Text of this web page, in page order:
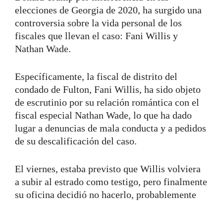
elecciones de Georgia de 2020, ha surgido una
controversia sobre la vida personal de los
fiscales que llevan el caso: Fani Willis y
Nathan Wade.
Específicamente, la fiscal de distrito del
condado de Fulton, Fani Willis, ha sido objeto
de escrutinio por su relación romántica con el
fiscal especial Nathan Wade, lo que ha dado
lugar a denuncias de mala conducta y a pedidos
de su descalificación del caso.
El viernes, estaba previsto que Willis volviera
a subir al estrado como testigo, pero finalmente
su oficina decidió no hacerlo, probablemente